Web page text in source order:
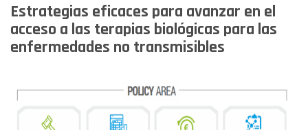
Estrategias eficaces para avanzar en el
acceso a las terapias biológicas para las
enfermedades no transmisibles